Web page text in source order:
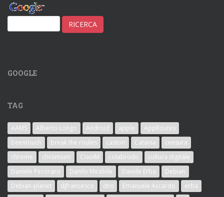
GOOGLE
TAG
AAMS Alberto Longo Android apple
AppRoutes
beentouch
break the roules castori Catania
censura
chrome
chromium CiaoIM colabrodo
cultura digitale
Daniele Pecoraro
Danilo Mirabile Davide Erba
Debian
Debian-planet
djfrancesco dns Emanuele Accardo
erba